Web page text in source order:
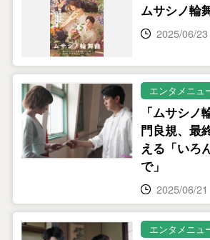
ムサシノ輪
2025/06/23
エンタメニュ
「ムサシノ
門良規、最
える「いろ
で」
2025/06/21
エンタメニュ